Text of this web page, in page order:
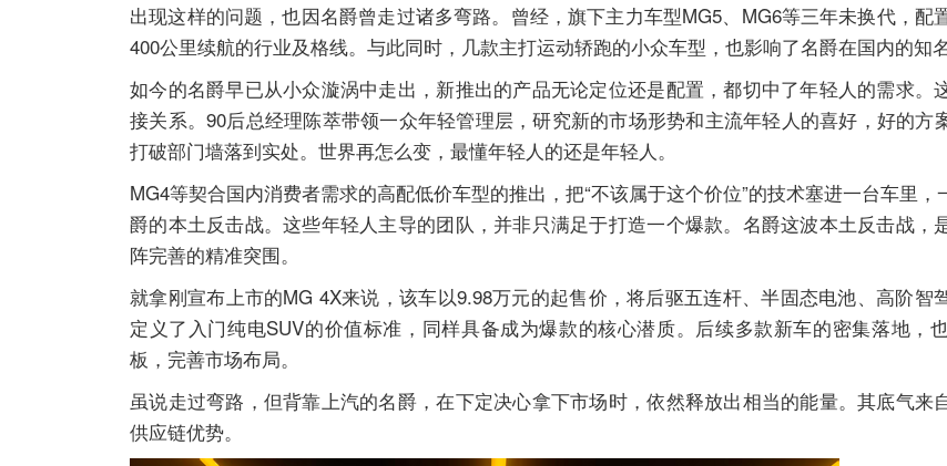
出现这样的问题，也因名爵曾走过诸多弯路。曾经，旗下主力车型MG5、MG6等三年未换代，配
400公里续航的行业及格线。与此同时，几款主打运动轿跑的小众车型，也影响了名爵在国内的知
如今的名爵早已从小众漩涡中走出，新推出的产品无论定位还是配置，都切中了年轻人的需求。
接关系。90后总经理陈萃带领一众年轻管理层，研究新的市场形势和主流年轻人的喜好，好的方
打破部门墙落到实处。世界再怎么变，最懂年轻人的还是年轻人。
MG4等契合国内消费者需求的高配低价车型的推出，把“不该属于这个价位”的技术塞进一台车里，
爵的本土反击战。这些年轻人主导的团队，并非只满足于打造一个爆款。名爵这波本土反击战，
阵完善的精准突围。
就拿刚宣布上市的MG 4X来说，该车以9.98万元的起售价，将后驱五连杆、半固态电池、高阶智
定义了入门纯电SUV的价值标准，同样具备成为爆款的核心潜质。后续多款新车的密集落地，
板，完善市场布局。
虽说走过弯路，但背靠上汽的名爵，在下定决心拿下市场时，依然释放出相当的能量。其底气来
供应链优势。